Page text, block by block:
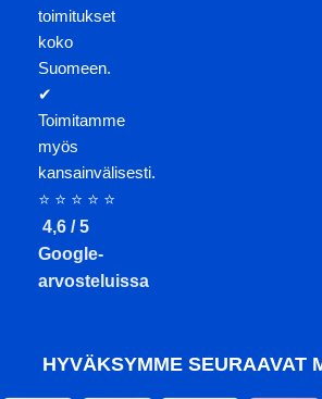
toimitukset
koko
Suomeen.
✔
Toimitamme
myös
kansainvälisesti.
⭐ ⭐ ⭐ ⭐ ⭐
4,6 / 5
Google-
arvosteluissa
HYVÄKSYMME SEURAAVAT